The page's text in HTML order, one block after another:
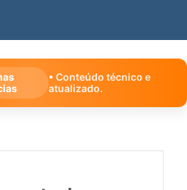
• Conteúdo técnico e
atualizado.